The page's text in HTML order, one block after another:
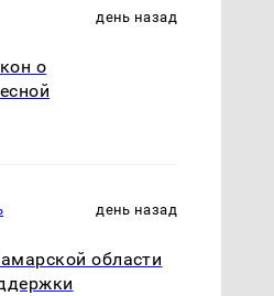
магазина: список
день назад
о
день назад
области